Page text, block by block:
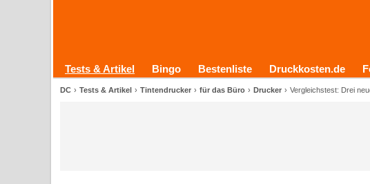
Tests & Artikel Bingo Bestenliste Druckkosten.de
DC Tests & Artikel Tintendrucker für das Büro Drucker Vergleichstest: Drei